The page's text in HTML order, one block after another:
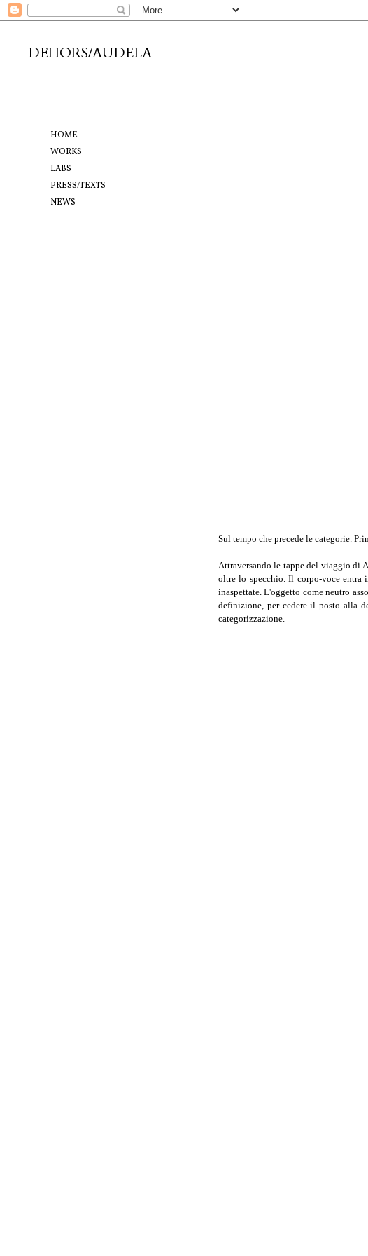
DEHORS/AUDELA
Sul tempo che precede le categorie.
Attraversando le tappe del viaggio di
oltre lo specchio. Il corpo-voce entra
inaspettate. L'oggetto come neutro
definizione, per cedere il posto alla
categorizzazione.
HOME
WORKS
LABS
PRESS/TEXTS
NEWS